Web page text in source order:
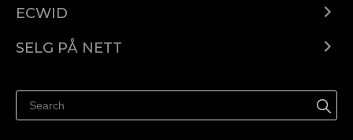
ECWID
Pris
SELG PÅ NETT
Selg på Facebook
Selg på Instagram